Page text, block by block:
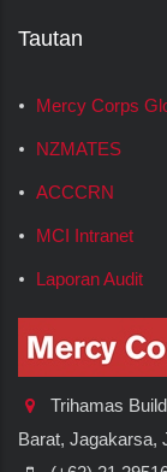
Tautan
Mercy Corps
NZMATES
ACCCRN
MCI Intranet
Laporan Audit
Trihamas
Barat, Jagakarsa,